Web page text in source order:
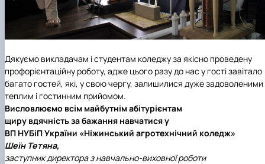
Дякуємо викладачам і студентам коледжу за якісно проведену
профорієнтаційну роботу, адже цього разу до нас у гості завітало
багато гостей, які, у свою чергу, залишилися дуже задоволеними
теплим і гостинним прийомом.
Висловлюємо всім майбутнім абітурієнтам
щиру вдячність за бажання навчатися у
ВП НУБіП України «Ніжинський агротехнічний коледж»
Шеїн Тетяна,
заступник директора з навчально-виховної роботи